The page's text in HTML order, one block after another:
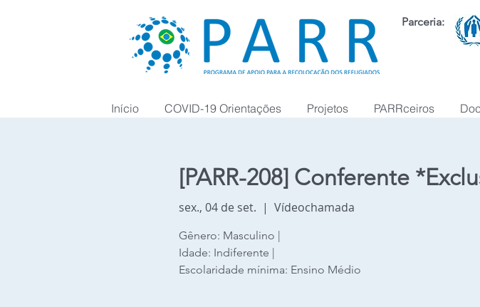
Parceria:
Início COVID-19 Orientações Projetos PARRceiros
[PARR-208] Conferente
sex., 04 de set.
  |
Vídeochamada
Gênero: Masculino |
Idade: Indiferente |
Escolaridade mínima: Ensino Médio